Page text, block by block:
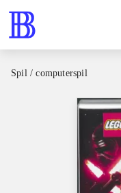
Spil / computerspil